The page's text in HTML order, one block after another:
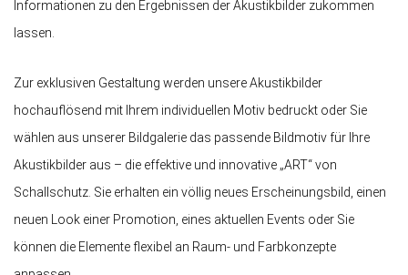
Informationen zu den Ergebnissen der Akustikbilder zukommen
lassen.
Zur exklusiven Gestaltung werden unsere Akustikbilder
hochauflösend mit Ihrem individuellen Motiv bedruckt oder Sie
wählen aus unserer Bildgalerie das passende Bildmotiv für Ihre
Akustikbilder aus – die effektive und innovative „ART“ von
Schallschutz. Sie erhalten ein völlig neues Erscheinungsbild, einen
neuen Look einer Promotion, eines aktuellen Events oder Sie
können die Elemente flexibel an Raum- und Farbkonzepte